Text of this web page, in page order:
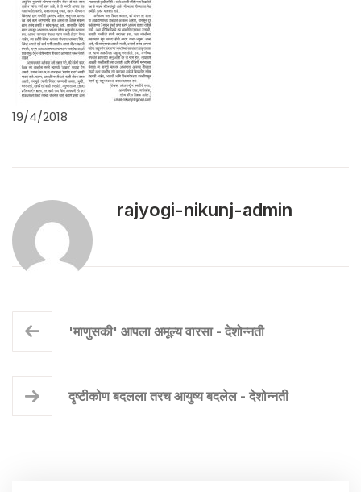
19/4/2018
rajyogi-nikunj-admin
'माणुसकी' आपला अमूल्य वारसा - देशोन्नती
दृष्टीकोण बदलला तरच आयुष्य बदलेल - देशोन्नती